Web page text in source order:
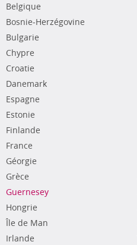
Belgique
Bosnie-Herzégovine
Bulgarie
Chypre
Croatie
Danemark
Espagne
Estonie
Finlande
France
Géorgie
Grèce
Guernesey
Hongrie
Île de Man
Irlande